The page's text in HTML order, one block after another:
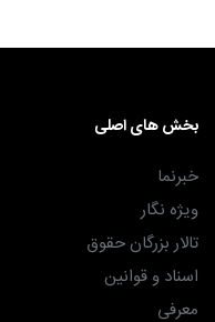
بخش های اصلی
خبرنما
ویژه نگار
تالار بزرگان حقوق
اسناد و قوانین
معرفی